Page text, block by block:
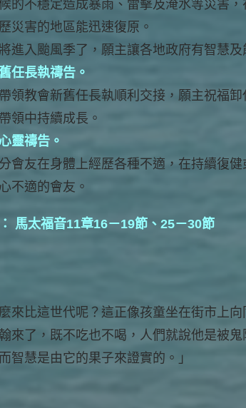
的不穩定造成暴雨、雷擊及淹水等災害
災害的地區能迅速復原。
進入颱風季了，願主讓各地政府有智慧及
任長執禱告。
領教會新舊任長執順利交接，願主祝福
領中持續成長。
靈禱告。
會友在身體上經歷各種不適，在持續復
不適的會友。
馬太福音11章16－19節、25－30節
來比這世代呢？這正像孩童坐在街市上
來了，既不吃也不喝，人們就說他是被
智慧是由它的果子來證實的。」